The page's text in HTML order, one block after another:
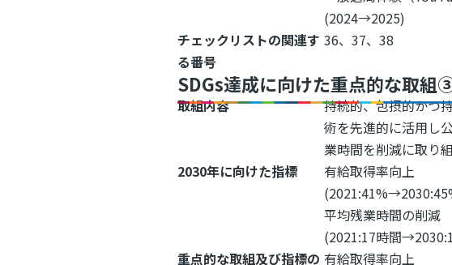
(2024→2025)
チェックリストの関連す
る番号
36、37、38
SDGs達成に向けた重点的な取組
取組内容
持続的、包摂的かつ
術を先進的に活用し
業時間を削減に取り
2030年に向けた指標
有給取得率向上
平均残業時間の削減
(2021:17時間
重点的な取組及び指標の 有給取得率向上